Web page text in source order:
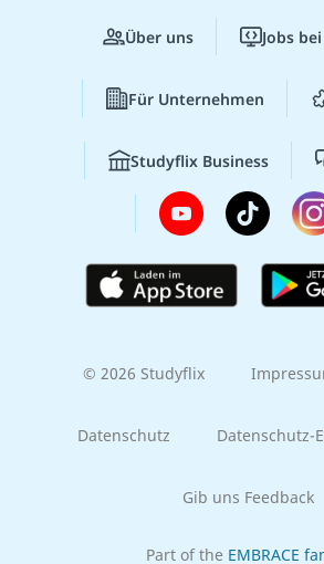
Über uns Jobs
Für Unternehmen
Studyflix Business
© 2026 Studyflix
Datenschutz Datenschutz-
Gib uns Feedback
Part of the EMBRACE